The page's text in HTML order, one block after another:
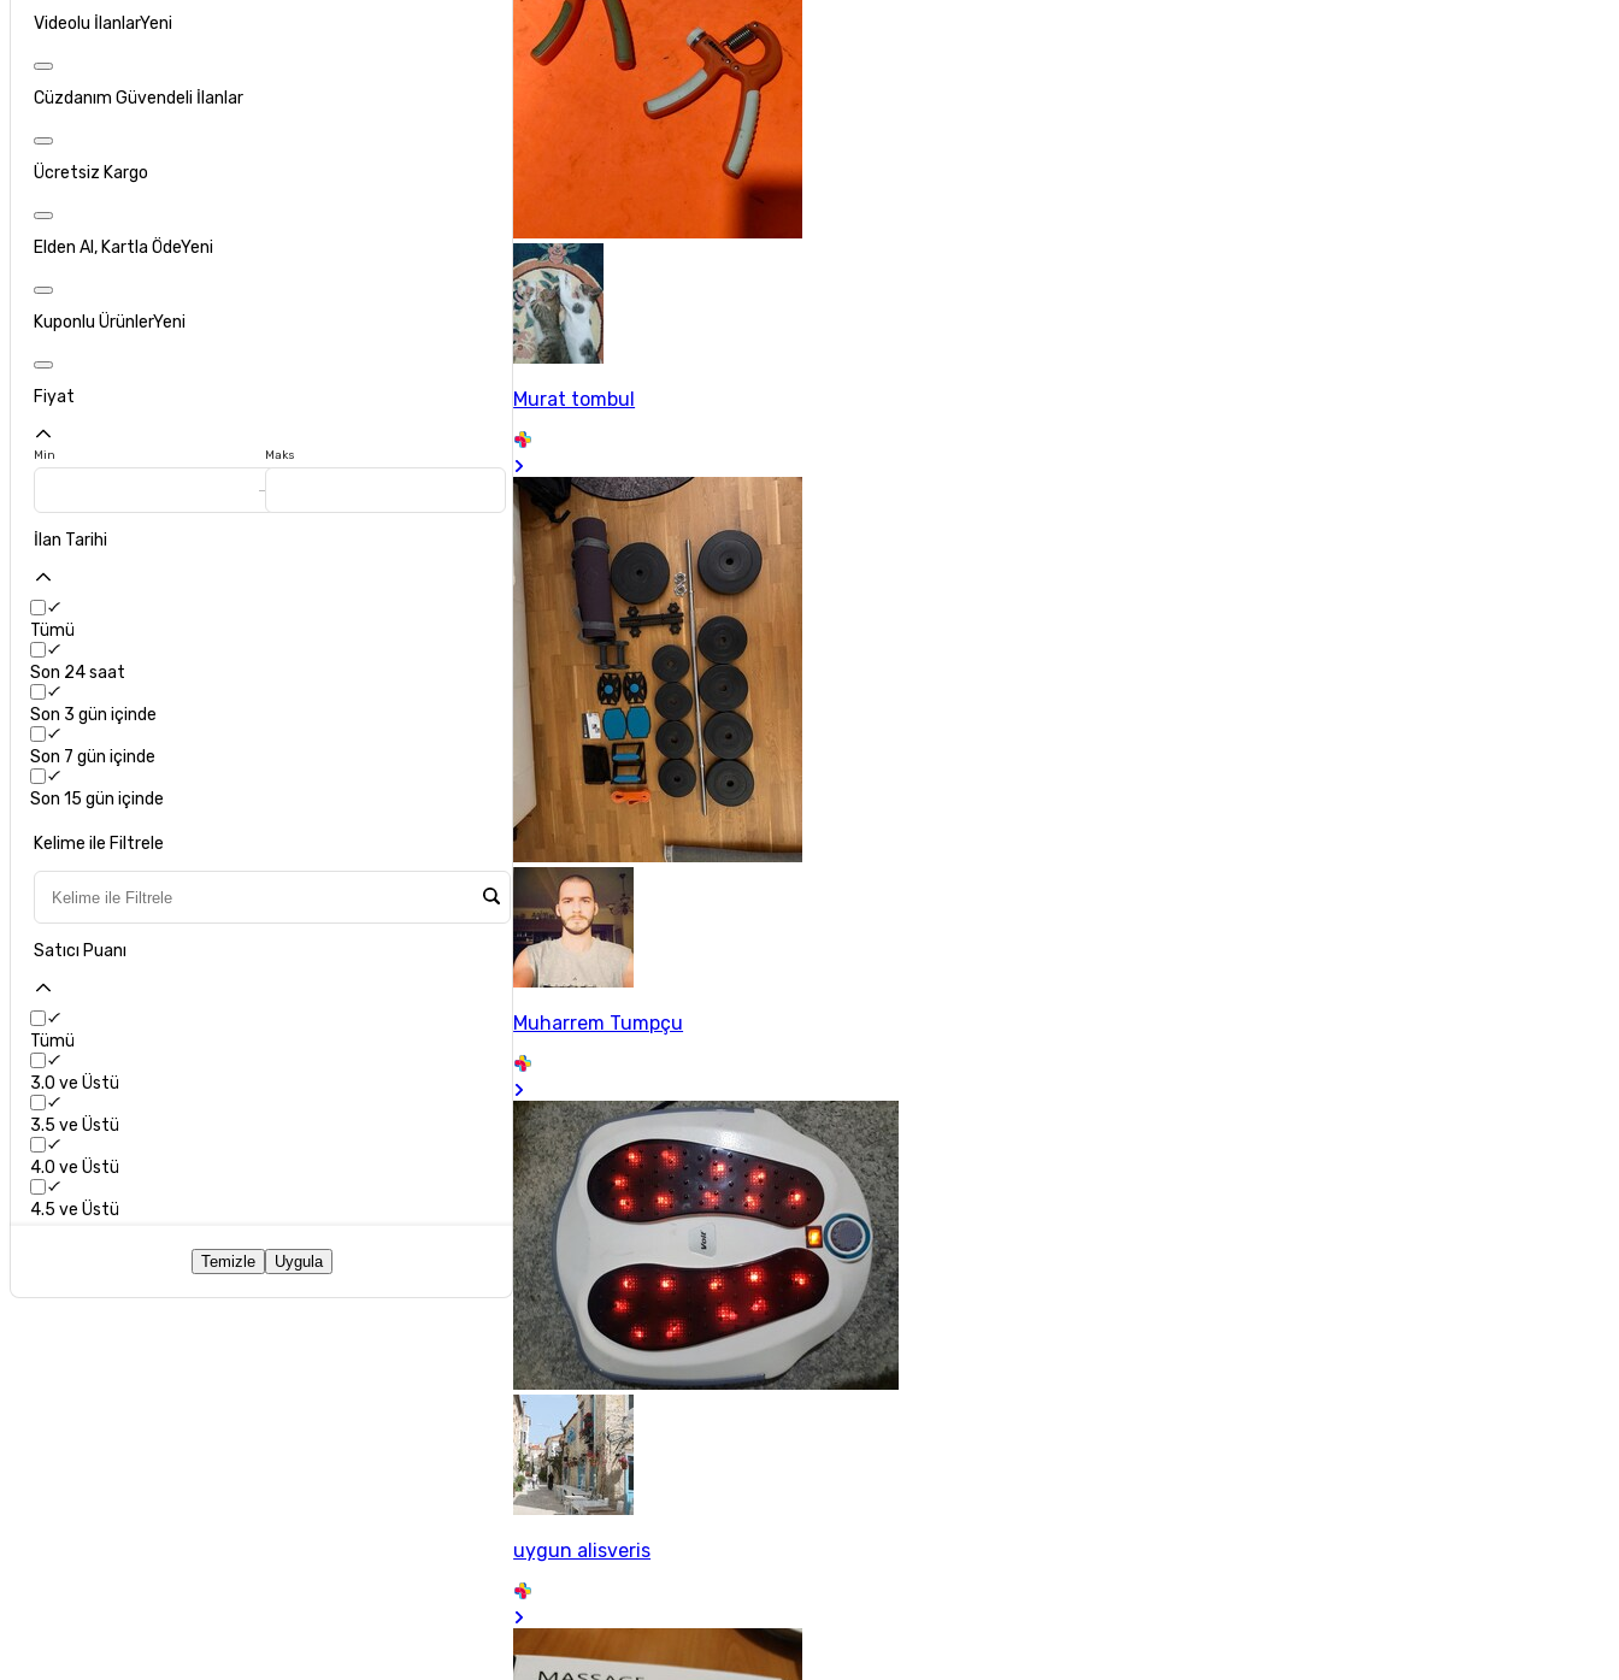
Videolu İlanlarYeni
Cüzdanım Güvendeli İlanlar
Ücretsiz Kargo
Elden Al, Kartla ÖdeYeni
Kuponlu ÜrünlerYeni
Fiyat
Min Maks
İlan Tarihi
Tümü
Son 24 saat
Son 3 gün içinde
Son 7 gün içinde
Son 15 gün içinde
Kelime ile Filtrele
Satıcı Puanı
Tümü
3.0 ve Üstü
3.5 ve Üstü
4.0 ve Üstü
4.5 ve Üstü
Temizle Uygula
Murat tombul
Muharrem Tumpçu
uygun alisveris